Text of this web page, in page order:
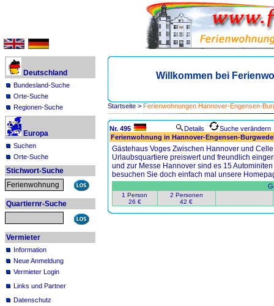
Deutschland
Bundesland-Suche
Orte-Suche
Regionen-Suche
Europa
Suchen
Orte-Suche
Stichwort-Suche
Quartiernr-Suche
Vermieter
Information
Neue Anmeldung
Vermieter Login
Links und Partner
Datenschutz
Willkommen bei
Startseite > Ferienwohnungen Hannover-Engensen-
Nr. 495 Details
Suche verändern
Ferienwohnung in Hannover-Engensen-
Gästehaus Voges Zwischen Hannover und
Urlaubsquartiere preiswert und freundlich
und zur Messe Hannover sind es 15
besuchen Sie doch einfach mal unsere
1 Person
26 €
2 Personen
42 €